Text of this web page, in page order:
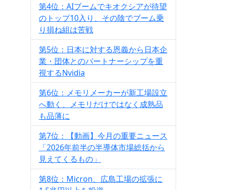
第4位：AIブームでキオクシアが待望
のトップ10入り、その陰でブーム乗
り損ね組は苦戦
第5位：日本に対する恩義から日本企
業・団体とのパートナーシップを重
視するNvidia
第6位：メモリメーカーが新工場設立
へ動く、メモリだけではなく成熟品
も品薄に
第7位：【動画】今月の重要ニュース
「2026年前半の半導体市場総括から
見えてくるもの」
第8位：Micron、広島工場の拡張に